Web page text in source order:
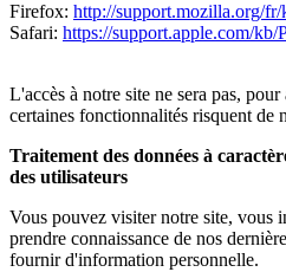
Firefox: http://support.mozilla.org/
Safari: https://support.apple.com/
L'accès à notre site ne sera pas,
certaines fonctionnalités risquent de
Traitement des données à
des utilisateurs
Vous pouvez visiter notre site, vous
prendre connaissance de nos
fournir d'information personnelle.